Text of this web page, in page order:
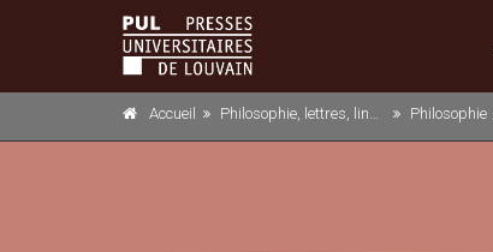
Accueil Philosophie, lettres, linguistique et histoire Philosophie